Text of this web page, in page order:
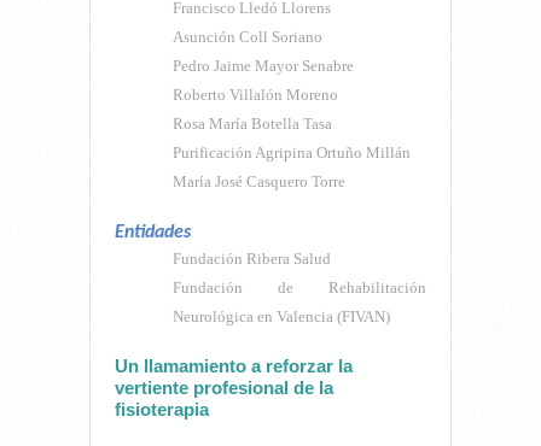
Francisco Lledó Llorens
Asunción Coll Soriano
Pedro Jaime Mayor Senabre
Roberto Villalón Moreno
Rosa María Botella Tasa
Purificación Agripina Ortuño Millán
María José Casquero Torre
Entidades
Fundación Ribera Salud
Fundación de Rehabilitación
Neurológica en Valencia (FIVAN)
Un llamamiento a reforzar la
vertiente profesional de la
fisioterapia